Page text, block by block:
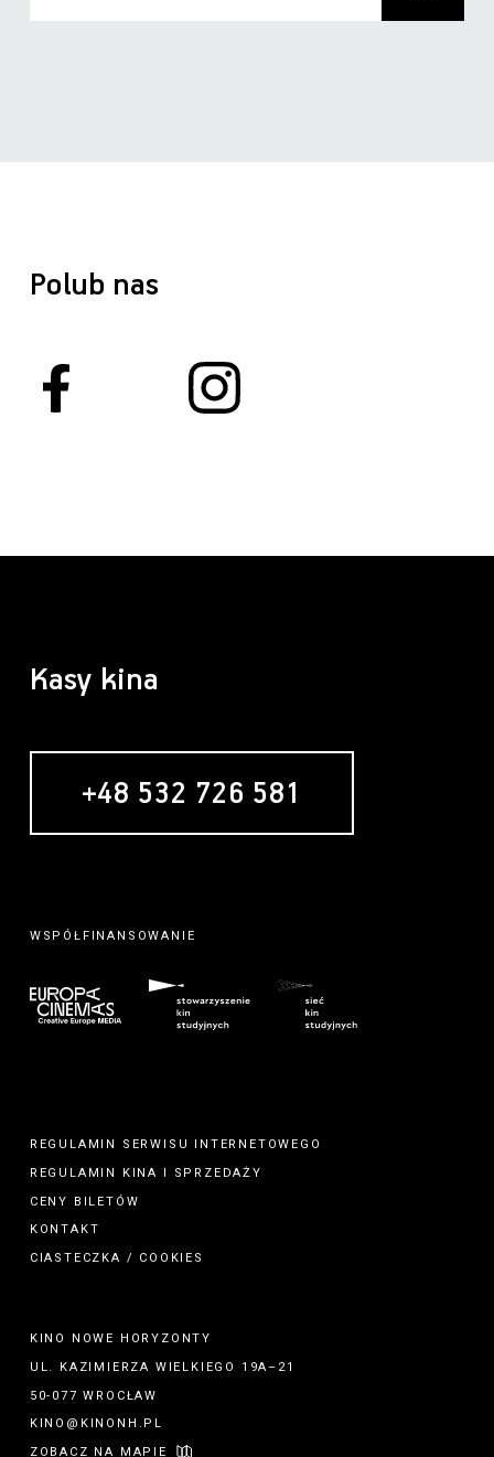
Polub nas
Kasy kina
+48 532 726 581
MECENAS
WSPÓŁFINANSOWANIE
REGULAMIN SERWISU INTERNETOWEGO
REGULAMIN KINA I
SPRZEDAŻY
CENY BILETÓW
KONTAKT
CIASTECZKA / COOKIES
KINO NOWE HORYZONTY
UL. KAZIMIERZA WIELKIEGO 19A–21
50-077 WROCŁAW
KINO@KINONH.PL
ZOBACZ NA MAPIE